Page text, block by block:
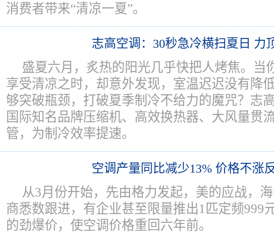
消费者带来“清凉一夏”。
志高空调：30秒急冷横扫夏日 力
盛夏六月，炙热的阳光几乎快把人烤焦。当
享受清凉之时，却意外发现，室温迟迟没有降
够突破瓶颈，打破夏季制冷不给力的魔咒？志
国际知名品牌压缩机、高效换热器、大风量贯
管，为制冷效率提速。
空调产量同比减少13% 价格不涨
从3月份开始，先由格力发起，美的应战，
商悉数跟进，有企业甚至限量推出1匹定频999
的劲爆价，使空调价格重回六年前。